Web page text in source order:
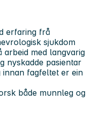
erfaring frå
sjukdom
med langvarig
nyskadde pasientar
fagfeltet er ein
både munnleg og